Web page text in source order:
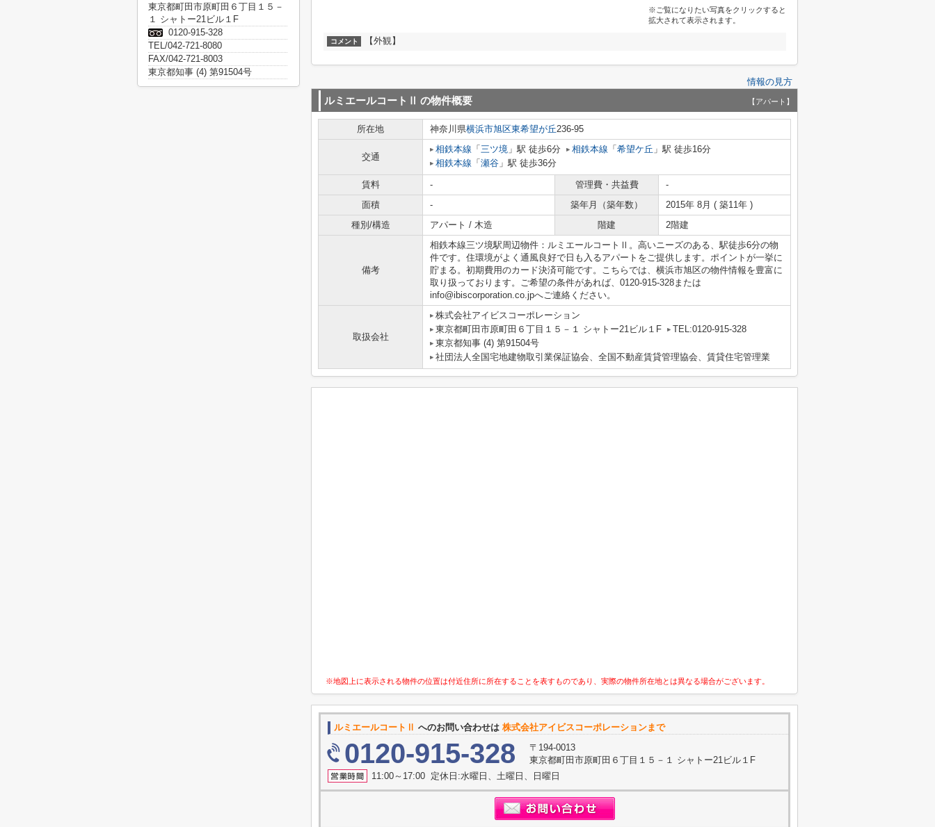
※ご覧になりたい写真をクリックすると
拡大されて表示されます。
コメント 【外観】
情報の見方
ルミエールコートⅡ の物件概要 【アパート】
所在地 神奈川県横浜市旭区東希望が丘236-95
交通
相鉄本線 「 三ツ境 」駅 徒歩6分 相鉄本線 「 希望ケ丘 」駅 徒歩16分
相鉄本線 「 瀬谷 」駅 徒歩36分
賃料 - 管理費・共益費
-
面積
- 築年月（築年数）
2015年 8月 ( 築11年 )
種別/構造
アパート / 木造 階建 2階建
備考
相鉄本線三ツ境駅周辺物件：ルミエールコートⅡ。高いニーズのある、駅徒歩6分の物
件です。住環境がよく通風良好で日も入るアパートをご提供します。ポイントが一挙に
貯まる。初期費用のカード決済可能です。こちらでは、横浜市旭区の物件情報を豊富に
取り扱っております。ご希望の条件があれば、0120-915-328または
info@ibiscorporation.co.jpへご連絡ください。
取扱会社
株式会社アイビスコーポレーション
東京都町田市原町田６丁目１５－１ シャトー21ビル１F
TEL:0120-915-328
東京都知事 (4) 第91504号
社団法人全国宅地建物取引業保証協会、全国不動産賃貸管理協会、賃貸住宅管理業
※地図上に表示される物件の位置は付近住所に所在することを表すものであり、実際の物件所在地とは異なる場合がございます。
ルミエールコートⅡ へのお問い合わせは 株式会社アイビスコーポレーションまで
0120-915-328
〒194-0013
東京都町田市原町田６丁目１５－１ シャトー21ビル１F
11:00～17:00 定休日:水曜日、土曜日、日曜日
東京都町田市原町田６丁目１５－
１ シャトー21ビル１F
0120-915-328
TEL/042-721-8080
FAX/042-721-8003
東京都知事 (4) 第91504号